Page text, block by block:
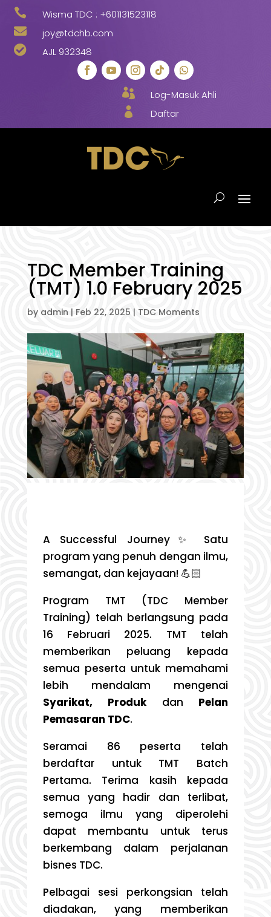
 Wisma TDC : +601131523118

joy@tdchb.com

AJL 932348

Log-Masuk Ahli

Daftar
TDC Member Training
(TMT) 1.0 February 2025
by admin | Feb 22, 2025 | TDC Moments
A Successful Journey✨ Satu
program yang penuh dengan ilmu,
semangat, dan kejayaan! 💪🏻
Program TMT (TDC Member
Training) telah berlangsung pada
16 Februari 2025. TMT telah
memberikan peluang kepada
semua peserta untuk memahami
lebih mendalam mengenai
Syarikat, Produk dan Pelan
Pemasaran TDC.
Seramai 86 peserta telah
berdaftar untuk TMT Batch
Pertama. Terima kasih kepada
semua yang hadir dan terlibat,
semoga ilmu yang diperolehi
dapat membantu untuk terus
berkembang dalam perjalanan
bisnes TDC.
Pelbagai sesi perkongsian telah
diadakan, yang memberikan